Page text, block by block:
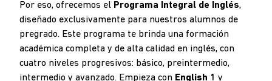
Por eso, ofrecemos el Programa Integral de Inglés,
diseñado exclusivamente para nuestros alumnos de
pregrado. Este programa te brinda una formación
académica completa y de alta calidad en inglés, con
cuatro niveles progresivos: básico, preintermedio,
intermedio y avanzado. Empieza con English 1 y